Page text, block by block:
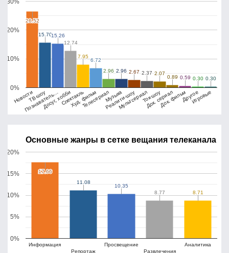
НовостиТВ-шоу
Познаватель…
Досуг, хоббиСпектакль
Худ. фильм
ТелесериалМузыка
Реалити-шоу
МультсериалТок-шоу
Док. сериалДок. фильмДругоеИгровые
0%
10%
20%
30%
26.52
26.52
15.70
15.7015.26
15.26
12.74
12.74
7.95
7.95
6.72
6.72
2.96
2.96 2.96
2.96 2.67
2.67 2.37
2.37 2.07
2.07
0.89
0.89 0.59
0.59 0.30
0.30 0.30
0.30
Основные жанры в сетке вещания телеканала
Информация
Репортаж
Просвещение
Развлечения
Аналитика
0%
5%
10%
15%
20%
17.66
17.66
11.08
11.08
10.35
10.35
8.77
8.77 8.71
8.71